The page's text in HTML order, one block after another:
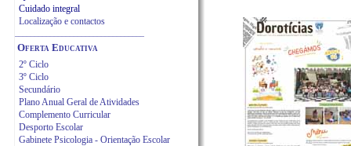
Cuidado integral
Localização e contactos
Oferta Educativa
2º Ciclo
3º Ciclo
Secundário
Plano Anual Geral de Atividades
Complemento Curricular
Desporto Escolar
Gabinete Psicologia - Orientação Escolar